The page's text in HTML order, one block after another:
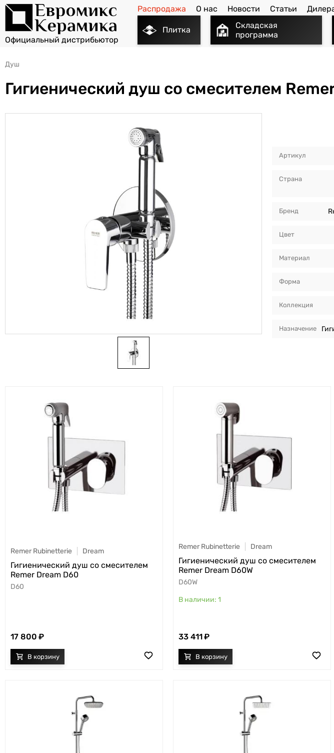
Распродажа О нас Новости Статьи
Плитка
Складская
программа
Душ
Гигиенический душ со смесителем
Артикул
Страна
Бренд
Цвет
Материал
Форма
Коллекция
Назначение
Remer Rubinetterie Dream
Гигиенический душ со смесителем
Remer Dream D60
D60
17 800
Remer Rubinetterie Dream
Гигиенический душ со смесителем
Remer Dream D60W
D60W
1
33 411